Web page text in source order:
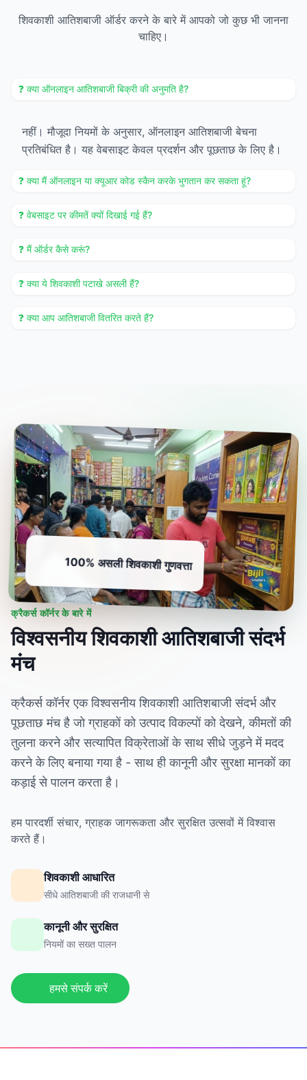
शिवकाशी आतिशबाजी ऑर्डर करने के बारे में आपको जो कुछ भी जानना
चाहिए।
❓ क्या ऑनलाइन आतिशबाजी बिक्री की अनुमति है?
नहीं। मौजूदा नियमों के अनुसार, ऑनलाइन आतिशबाजी बेचना
प्रतिबंधित है। यह वेबसाइट केवल प्रदर्शन और पूछताछ के लिए है।
❓ क्या मैं ऑनलाइन या क्यूआर कोड स्कैन करके भुगतान कर सकता हूं?
❓ वेबसाइट पर कीमतें क्यों दिखाई गई हैं?
❓ मैं ऑर्डर कैसे करूं?
❓ क्या ये शिवकाशी पटाखे असली हैं?
❓ क्या आप आतिशबाजी वितरित करते हैं?
क्रैकर्स कॉर्नर के बारे में
विश्वसनीय शिवकाशी आतिशबाजी संदर्भ
मंच
क्रैकर्स कॉर्नर एक विश्वसनीय शिवकाशी आतिशबाजी संदर्भ और
पूछताछ मंच है जो ग्राहकों को उत्पाद विकल्पों को देखने, कीमतों की
तुलना करने और सत्यापित विक्रेताओं के साथ सीधे जुड़ने में मदद
करने के लिए बनाया गया है - साथ ही कानूनी और सुरक्षा मानकों का
कड़ाई से पालन करता है।
हम पारदर्शी संचार, ग्राहक जागरूकता और सुरक्षित उत्सवों में विश्वास
करते हैं।
शिवकाशी आधारित
सीधे आतिशबाजी की राजधानी से
कानूनी और सुरक्षित
नियमों का सख्त पालन
हमसे संपर्क करें
100% असली शिवकाशी गुणवत्ता